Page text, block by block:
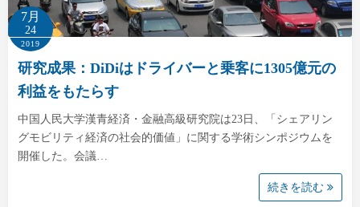
7月
24
2019
研究成果：DiDiはドライバーと乗客に1305億元の
利益をもたらす
中国人民大学漢青経済・金融高級研究院は23日、「シェアリン
グモビリティ経済の社会的価値」に関する学術シンポジウムを
開催した。会議…
続きを読む